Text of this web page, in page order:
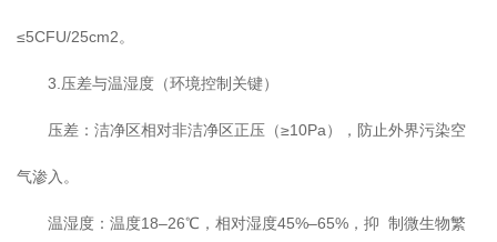
≤5CFU/25cm2。
3.压差与温湿度（环境控制关键）
压差：洁净区相对非洁净区正压（≥10Pa），防止外界污染空
气渗入。
温湿度：温度18–26℃，相对湿度45%–65%，抑 制微生物繁